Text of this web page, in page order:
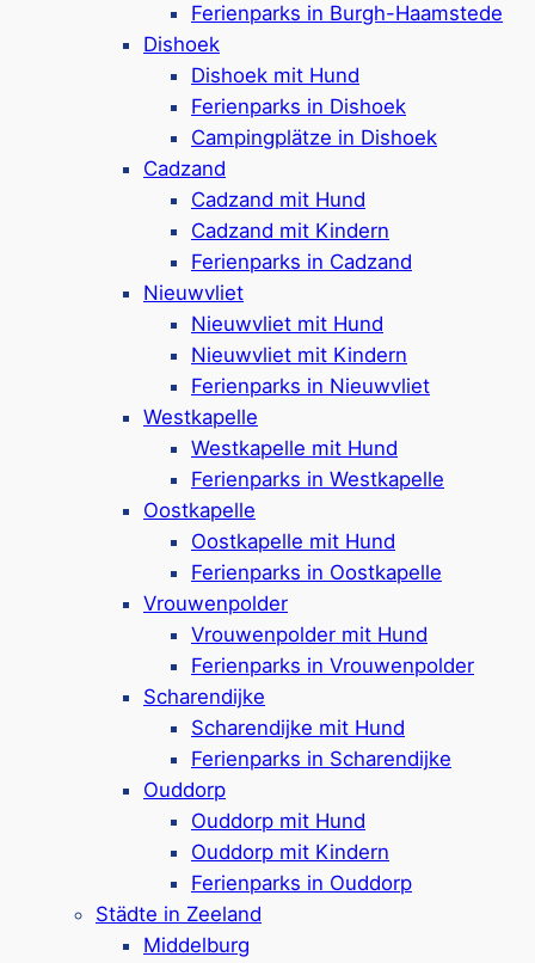
Ferienparks in Burgh-Haamstede
Dishoek
Dishoek mit Hund
Ferienparks in Dishoek
Campingplätze in Dishoek
Cadzand
Cadzand mit Hund
Cadzand mit Kindern
Ferienparks in Cadzand
Nieuwvliet
Nieuwvliet mit Hund
Nieuwvliet mit Kindern
Ferienparks in Nieuwvliet
Westkapelle
Westkapelle mit Hund
Ferienparks in Westkapelle
Oostkapelle
Oostkapelle mit Hund
Ferienparks in Oostkapelle
Vrouwenpolder
Vrouwenpolder mit Hund
Ferienparks in Vrouwenpolder
Scharendijke
Scharendijke mit Hund
Ferienparks in Scharendijke
Ouddorp
Ouddorp mit Hund
Ouddorp mit Kindern
Ferienparks in Ouddorp
Städte in Zeeland
Middelburg
Hallenbad mit Riesenrutsche, Animation &
Kidsclub
Restaurants, Fahrradverleih & E-Chopper-
Direkt am Grevelingenmeer
10 km bis zum Brouwersdam-Strand
Wenige Autominuten vom Nordseestrand
Google Rezensionen:4,2/5 Sterne
Bewertungen)
Mehr ansehen*
Beach Resort Nieuwvliet-Bad
Ferienpark inNieuwvliet-Bad
Ferienhäuser & Tiny Houses für 2-16
Personen
Haustierfreie & haustierfreundliche
Unterkünfte
Barrierefreie Häuser, Häuser mit Sauna
Hallenbad mit 3 Rutschen & Indoor-
Spielplatz
Beachvolleyball-Feld & Minigolf
Fahrradverleih & Restaurants
500 Meter bis zum Strand
Google Rezensionen:4,1/5 Sterne
Bewertungen)
Mehr ansehen*